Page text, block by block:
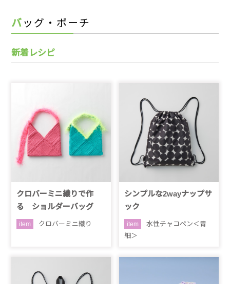
バッグ・ポーチ
新着レシピ
クロバーミニ織りで作
る ショルダーバッグ
item クロバーミニ織り
シンプルな2wayナップサ
ック
item
水性チャコペン＜青
細＞